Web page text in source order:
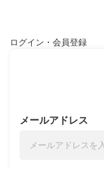
ログイン・会員登録
メールアドレス